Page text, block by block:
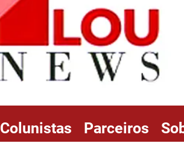
Colunistas Parceiros